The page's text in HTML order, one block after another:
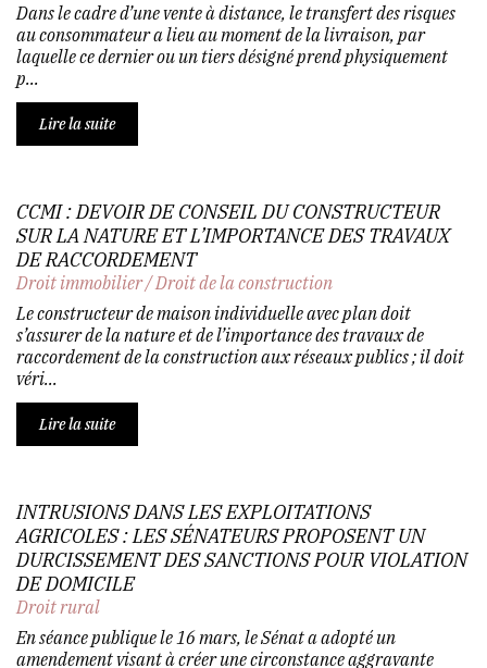
Dans le cadre d’une vente à distance, le transfert des risques
au consommateur a lieu au moment de la livraison, par
laquelle ce dernier ou un tiers désigné prend physiquement
p...
Lire la suite
CCMI : DEVOIR DE CONSEIL DU CONSTRUCTEUR
SUR LA NATURE ET L’IMPORTANCE DES TRAVAUX
DE RACCORDEMENT
Droit immobilier/Droit de la construction
Le constructeur de maison individuelle avec plan doit
s’assurer de la nature et de l’importance des travaux de
raccordement de la construction aux réseaux publics ; il doit
véri...
Lire la suite
INTRUSIONS DANS LES EXPLOITATIONS
AGRICOLES : LES SÉNATEURS PROPOSENT UN
DURCISSEMENT DES SANCTIONS POUR VIOLATION
DE DOMICILE
Droit rural
En séance publique le 16 mars, le Sénat a adopté un
amendement visant à créer une circonstance aggravante